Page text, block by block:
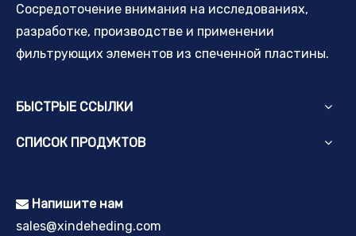
Сосредоточение внимания на исследованиях,
разработке, производстве и применении
фильтрующих элементов из спеченной пластины.
БЫСТРЫЕ ССЫЛКИ
СПИСОК ПРОДУКТОВ
 Напишите нам
sales@xindeheding.com